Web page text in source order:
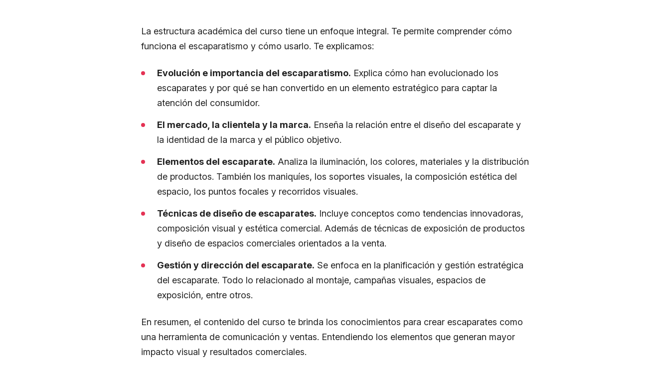
La estructura académica del curso tiene un enfoque integral. Te permite comprender cómo
funciona el escaparatismo y cómo usarlo. Te explicamos:
Evolución e importancia del escaparatismo. Explica cómo han evolucionado los
escaparates y por qué se han convertido en un elemento estratégico para captar la
atención del consumidor.
El mercado, la clientela y la marca. Enseña la relación entre el diseño del escaparate y
la identidad de la marca y el público objetivo.
Elementos del escaparate. Analiza la iluminación, los colores, materiales y la distribución
de productos. También los maniquíes, los soportes visuales, la composición estética del
espacio, los puntos focales y recorridos visuales.
Técnicas de diseño de escaparates. Incluye conceptos como tendencias innovadoras,
composición visual y estética comercial. Además de técnicas de exposición de productos
y diseño de espacios comerciales orientados a la venta.
Gestión y dirección del escaparate. Se enfoca en la planificación y gestión estratégica
del escaparate. Todo lo relacionado al montaje, campañas visuales, espacios de
exposición, entre otros.
En resumen, el contenido del curso te brinda los conocimientos para crear escaparates como
una herramienta de comunicación y ventas. Entendiendo los elementos que generan mayor
impacto visual y resultados comerciales.